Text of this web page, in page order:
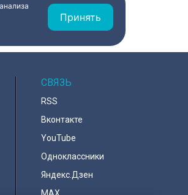
Принять
СВЯЗЬ
RSS
Вконтакте
YouTube
Одноклассники
Яндекс.Дзен